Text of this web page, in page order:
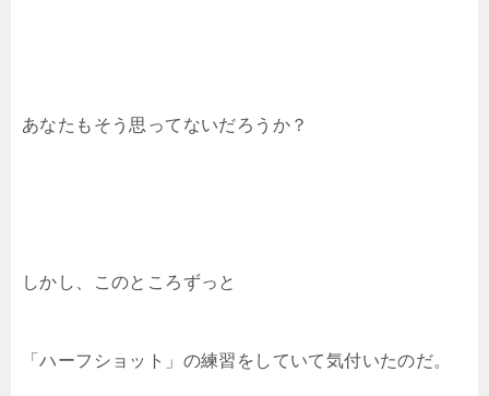
あなたもそう思ってないだろうか？
しかし、このところずっと
「ハーフショット」の練習をしていて気付いたのだ。